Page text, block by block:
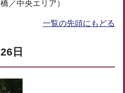
／中央エリア）
一覧の先頭にもどる
日